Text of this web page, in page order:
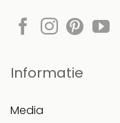
Informatie
Media